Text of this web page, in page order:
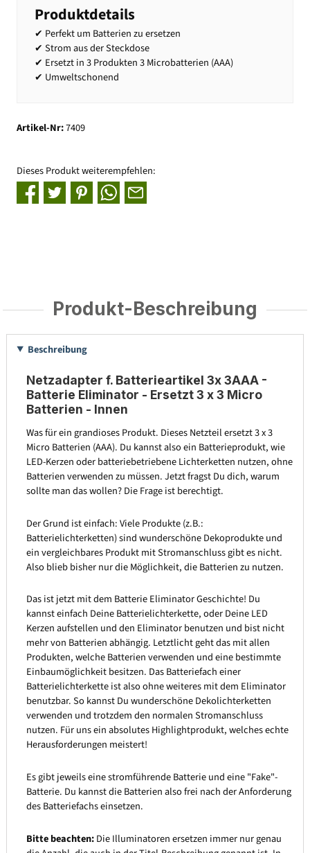
Produktdetails
✔ Perfekt um Batterien zu ersetzen
✔ Strom aus der Steckdose
✔ Ersetzt in 3 Produkten 3 Microbatterien (AAA)
✔ Umweltschonend
Artikel-Nr:7409
Dieses Produkt weiterempfehlen:
Produkt-Beschreibung
Beschreibung
Netzadapter f. Batterieartikel 3x 3AAA -
Batterie Eliminator - Ersetzt 3 x 3 Micro
Batterien - Innen
Was für ein grandioses Produkt. Dieses Netzteil ersetzt 3 x 3
Micro Batterien (AAA). Du kannst also ein Batterieprodukt, wie
LED-Kerzen oder batteriebetriebene Lichterketten nutzen, ohne
Batterien verwenden zu müssen. Jetzt fragst Du dich, warum
sollte man das wollen? Die Frage ist berechtigt.
Der Grund ist einfach: Viele Produkte (z.B.:
Batterielichterketten) sind wunderschöne Dekoprodukte und
ein vergleichbares Produkt mit Stromanschluss gibt es nicht.
Also blieb bisher nur die Möglichkeit, die Batterien zu nutzen.
Das ist jetzt mit dem Batterie Eliminator Geschichte! Du
kannst einfach Deine Batterielichterkette, oder Deine LED
Kerzen aufstellen und den Eliminator benutzen und bist nicht
mehr von Batterien abhängig. Letztlicht geht das mit allen
Produkten, welche Batterien verwenden und eine bestimmte
Einbaumöglichkeit besitzen. Das Batteriefach einer
Batterielichterkette ist also ohne weiteres mit dem Eliminator
benutzbar. So kannst Du wunderschöne Dekolichterketten
verwenden und trotzdem den normalen Stromanschluss
nutzen. Für uns ein absolutes Highlightprodukt, welches echte
Herausforderungen meistert!
Es gibt jeweils eine stromführende Batterie und eine "Fake"-
Batterie. Du kannst die Batterien also frei nach der Anforderung
des Batteriefachs einsetzen.
Bitte beachten:Die Illuminatoren ersetzen immer nur genau